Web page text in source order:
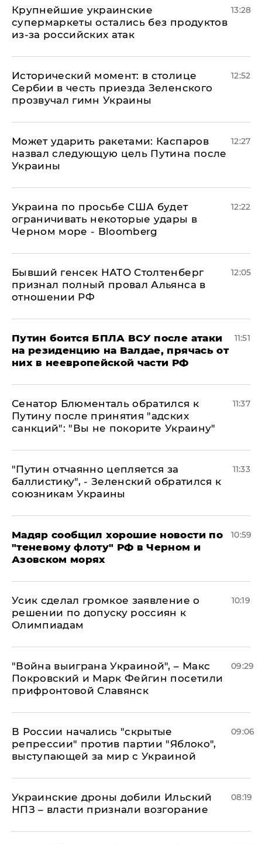
Крупнейшие украинские
супермаркеты остались без продуктов
из-за российских атак
13:28
Исторический момент: в столице
Сербии в честь приезда Зеленского
прозвучал гимн Украины
12:52
Может ударить ракетами: Каспаров
назвал следующую цель Путина после
Украины
12:27
Украина по просьбе США будет
ограничивать некоторые удары в
Черном море - Bloomberg
12:22
Бывший генсек НАТО Столтенберг
признал полный провал Альянса в
отношении РФ
12:05
Путин боится БПЛА ВСУ после атаки
на резиденцию на Валдае, прячась от
них в неевропейской части РФ
11:51
Сенатор Блюменталь обратился к
Путину после принятия "адских
санкций": "Вы не покорите Украину"
11:37
"Путин отчаянно цепляется за
баллистику", - Зеленский обратился к
союзникам Украины
11:33
Мадяр сообщил хорошие новости по
"теневому флоту" РФ в Черном и
Азовском морях
10:59
Усик сделал громкое заявление о
решении по допуску россиян к
Олимпиадам
10:19
"Война выиграна Украиной", – Макс
Покровский и Марк Фейгин посетили
прифронтовой Славянск
09:29
В России начались "скрытые
репрессии" против партии "Яблоко",
выступающей за мир с Украиной
09:06
Украинские дроны добили Ильский
НПЗ – власти признали возгорание
08:19